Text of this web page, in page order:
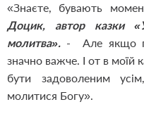
«Знаєте, бувають
Доцик, автор казки
молитва». - Але якщо
значно важче. І от в моїй
бути задоволеним
молитися Богу».